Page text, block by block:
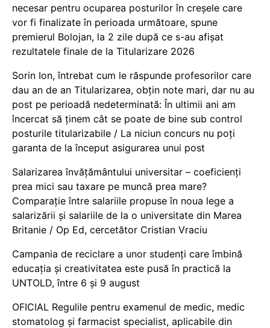
necesar pentru ocuparea posturilor în creșele care
vor fi finalizate în perioada următoare, spune
premierul Bolojan, la 2 zile după ce s-au afișat
rezultatele finale de la Titularizare 2026
Sorin Ion, întrebat cum le răspunde profesorilor care
dau an de an Titularizarea, obțin note mari, dar nu au
post pe perioadă nedeterminată: În ultimii ani am
încercat să ținem cât se poate de bine sub control
posturile titularizabile / La niciun concurs nu poți
garanta de la început asigurarea unui post
Salarizarea învățământului universitar – coeficienți
prea mici sau taxare pe muncă prea mare?
Comparație între salariile propuse în noua lege a
salarizării și salariile de la o universitate din Marea
Britanie / Op Ed, cercetător Cristian Vraciu
Campania de reciclare a unor studenți care îmbină
educația și creativitatea este pusă în practică la
UNTOLD, între 6 și 9 august
OFICIAL Regulile pentru examenul de medic, medic
stomatolog și farmacist specialist, aplicabile din